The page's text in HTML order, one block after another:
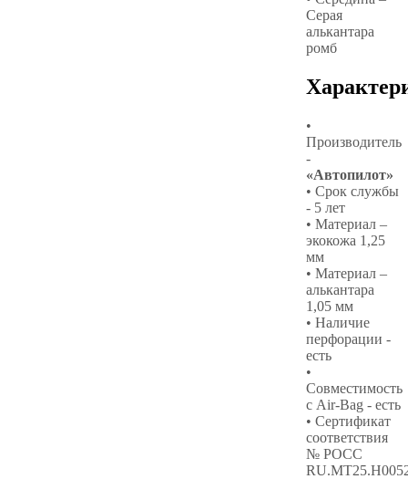
Серая
алькантара
ромб
•
Производитель
-
«Автопилот»
• Срок службы
- 5 лет
• Материал –
экокожа 1,25
мм
• Материал –
алькантара
1,05 мм
• Наличие
перфорации -
есть
•
Совместимость
с Air-Bag - есть
• Сертификат
соответствия
№ РОСС